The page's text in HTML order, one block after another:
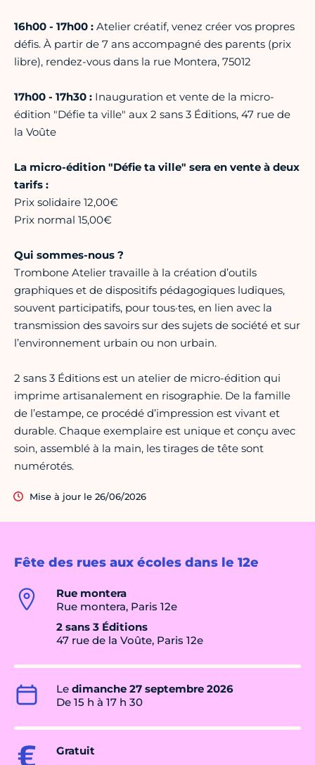
Fête des rues aux écoles dans le 12e
Rue montera
Rue montera, Paris 12e
2 sans 3 Éditions
47 rue de la Voûte, Paris 12e
Le dimanche 27 septembre 2026
De 15 h à 17 h 30
Gratuit
16h00 - 17h00 : Atelier créatif, venez créer vos propres
défis. À partir de 7 ans accompagné des parents (prix
libre), rendez-vous dans la rue Montera, 75012
17h00 - 17h30 : Inauguration et vente de la micro-
édition "Défie ta ville" aux 2 sans 3 Éditions, 47 rue de
la Voûte
La micro-édition "Défie ta ville" sera en vente à deux
tarifs :
Prix solidaire 12,00€
Prix normal 15,00€
Qui sommes-nous ?
Trombone Atelier travaille à la création d’outils
graphiques et de dispositifs pédagogiques ludiques,
souvent participatifs, pour tous·tes, en lien avec la
transmission des savoirs sur des sujets de société et sur
l’environnement urbain ou non urbain.
2 sans 3 Éditions est un atelier de micro-édition qui
imprime artisanalement en risographie. De la famille
de l’estampe, ce procédé d’impression est vivant et
durable. Chaque exemplaire est unique et conçu avec
soin, assemblé à la main, les tirages de tête sont
numérotés.
Mise à jour le 26/06/2026